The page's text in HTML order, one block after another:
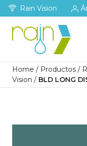
Rain Vision
Home / Productos /
Vision / BLD LONG